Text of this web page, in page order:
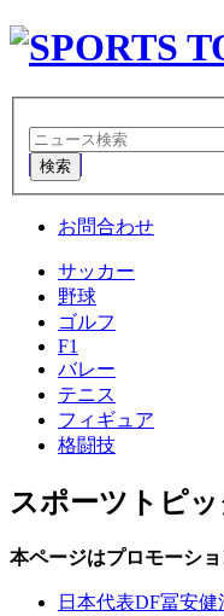
検索
お問合わせ
サッカー
野球
ゴルフ
F1
バレー
テニス
フィギュア
格闘技
スポーツトピッ
本ページはプロモーショ
日本代表DF冨安